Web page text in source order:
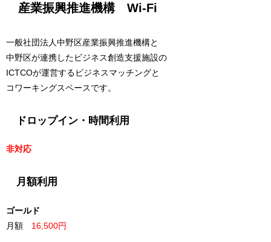
産業振興推進機構 Wi-Fi
一般社団法人中野区産業振興推進機構と
中野区が連携したビジネス創造支援施設の
ICTCOが運営するビジネスマッチングと
コワーキングスペースです。
ドロップイン・時間利用
非対応
月額利用
ゴールド
月額 16,500円